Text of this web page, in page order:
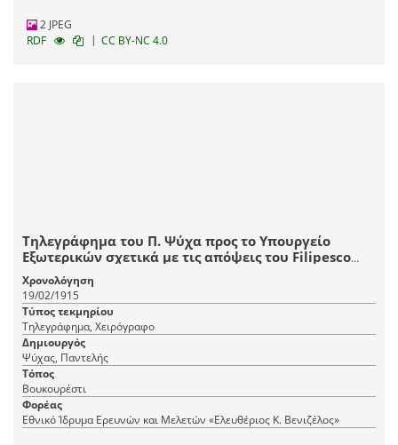
2 JPEG
RDF
| CC BY-NC 4.0
Τηλεγράφημα του Π. Ψύχα προς το Υπουργείο
Εξωτερικών σχετικά με τις απόψεις του Filipesco
για την έξοδο της Ρουμανίας στον πόλεμο.
Χρονολόγηση
19/02/1915
Τύπος τεκμηρίου
Τηλεγράφημα, Χειρόγραφο
Δημιουργός
Ψύχας, Παντελής
Τόπος
Βουκουρέστι
Φορέας
Εθνικό Ίδρυμα Ερευνών και Μελετών «Ελευθέριος Κ. Βενιζέλος»